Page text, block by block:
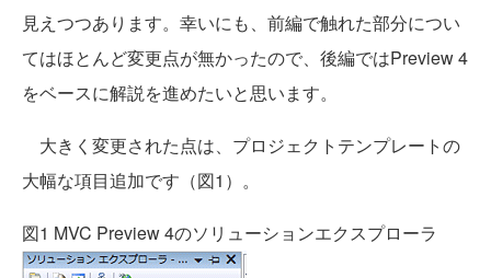
見えつつあります。幸いにも、前編で触れた部分につい
てはほとんど変更点が無かったので、後編ではPreview 4
をベースに解説を進めたいと思います。
大きく変更された点は、プロジェクトテンプレートの
大幅な項目追加です（図1）。
図1 MVC Preview 4のソリューションエクスプローラ